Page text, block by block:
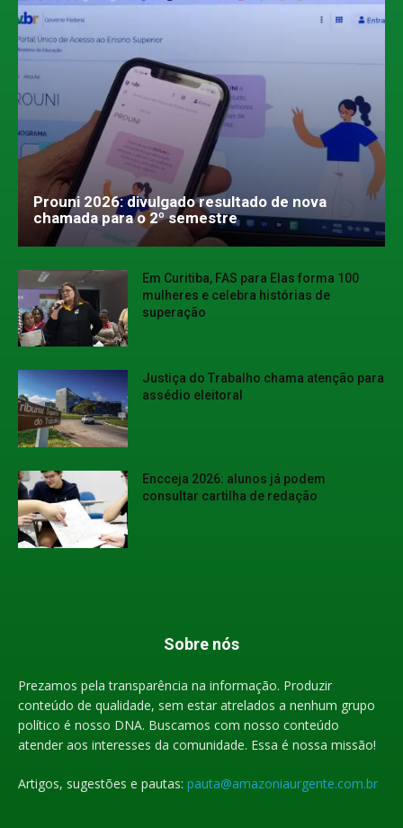
Prouni 2026: divulgado resultado de nova
chamada para o 2º semestre
Em Curitiba, FAS para Elas forma 100
mulheres e celebra histórias de
superação
Justiça do Trabalho chama atenção para
assédio eleitoral
Encceja 2026: alunos já podem
consultar cartilha de redação
Sobre nós
Prezamos pela transparência na informação. Produzir
conteúdo de qualidade, sem estar atrelados a nenhum grupo
político é nosso DNA. Buscamos com nosso conteúdo
atender aos interesses da comunidade. Essa é nossa missão!
Artigos, sugestões e pautas: pauta@amazoniaurgente.com.br